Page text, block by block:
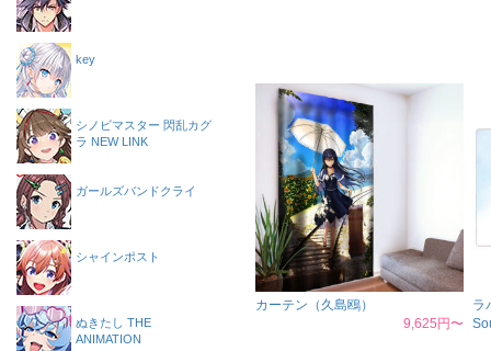
カーテン（久島鴎）
9,625円〜
ラ
key
シノビマスター 閃乱カグ
ラ NEW LINK
ガールズバンドクライ
シャインポスト
ぬきたし THE
ANIMATION